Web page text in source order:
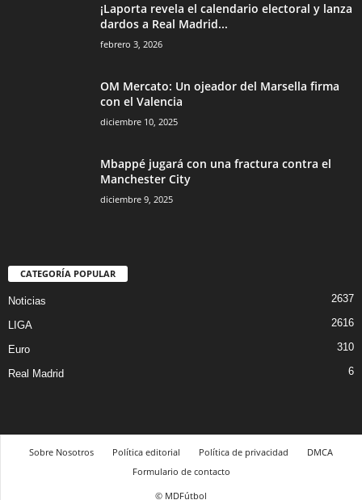
¡Laporta revela el calendario electoral y lanza
dardos a Real Madrid...
febrero 3, 2026
OM Mercato: Un ojeador del Marsella firma
con el Valencia
diciembre 10, 2025
Mbappé jugará con una fractura contra el
Manchester City
diciembre 9, 2025
CATEGORÍA POPULAR
Noticias 2637
LIGA 2616
Euro 310
Real Madrid 6
Sobre Nosotros Política editorial Política de privacidad
DMCA
Formulario de contacto
© MDFútbol